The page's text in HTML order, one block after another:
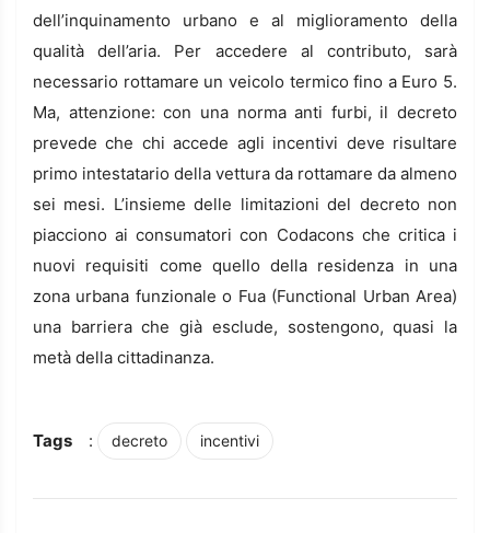
dell’inquinamento urbano e al miglioramento della
qualità dell’aria. Per accedere al contributo, sarà
necessario rottamare un veicolo termico fino a Euro 5.
Ma, attenzione: con una norma anti furbi, il decreto
prevede che chi accede agli incentivi deve risultare
primo intestatario della vettura da rottamare da almeno
sei mesi. L’insieme delle limitazioni del decreto non
piacciono ai consumatori con Codacons che critica i
nuovi requisiti come quello della residenza in una
zona urbana funzionale o Fua (Functional Urban Area)
una barriera che già esclude, sostengono, quasi la
metà della cittadinanza.
Tags : decreto incentivi